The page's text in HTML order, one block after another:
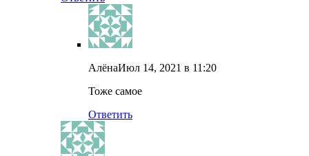
АлёнаИюл 14, 2021 в 11:20
Тоже самое
Ответить